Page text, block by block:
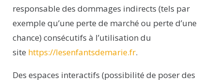
responsable des dommages indirects (tels par
exemple qu’une perte de marché ou perte d’une
chance) consécutifs à l’utilisation du
site https://lesenfantsdemarie.fr.
Des espaces interactifs (possibilité de poser des